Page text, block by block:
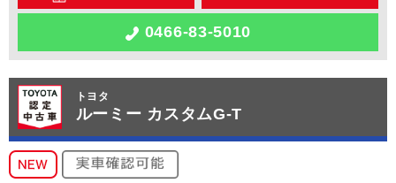
0466-83-5010
トヨタ
ルーミー カスタムG-T